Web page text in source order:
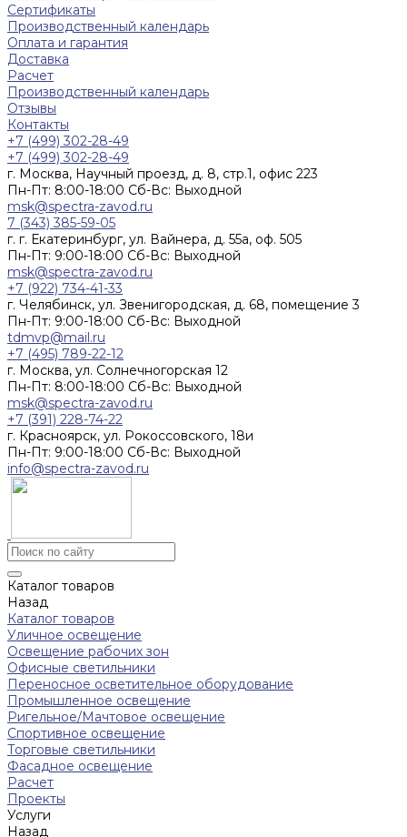
Сертификаты
Производственный календарь
Оплата и гарантия
Доставка
Расчет
Производственный календарь
Отзывы
Контакты
+7 (499) 302-28-49
+7 (499) 302-28-49
г. Москва, Научный проезд, д. 8, стр.1, офис 223
Пн-Пт: 8:00-18:00 Cб-Вс: Выходной
msk@spectra-zavod.ru
7 (343) 385-59-05
г. г. Екатеринбург, ул. Вайнера, д. 55а, оф. 505
Пн-Пт: 9:00-18:00 Cб-Вс: Выходной
msk@spectra-zavod.ru
+7 (922) 734-41-33
г. Челябинск, ул. Звенигородская, д. 68, помещение 3
Пн-Пт: 9:00-18:00 Cб-Вс: Выходной
tdmvp@mail.ru
+7 (495) 789-22-12
г. Москва, ул. Солнечногорская 12
Пн-Пт: 8:00-18:00 Cб-Вс: Выходной
msk@spectra-zavod.ru
+7 (391) 228-74-22
г. Красноярск, ул. Рокоссовского, 18и
Пн-Пт: 9:00-18:00 Cб-Вс: Выходной
info@spectra-zavod.ru
Каталог товаров
Назад
Каталог товаров
Уличное освещение
Освещение рабочих зон
Офисные светильники
Переносное осветительное оборудование
Промышленное освещение
Ригельное/Мачтовое освещение
Спортивное освещение
Торговые светильники
Фасадное освещение
Расчет
Проекты
Услуги
Назад